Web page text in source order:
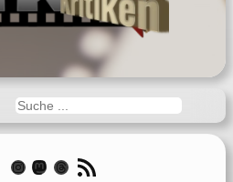
Suchen
Instagram Mastodon Threads RSS-Feed